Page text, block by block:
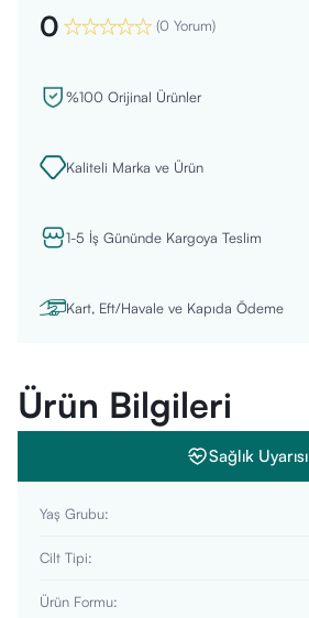
0 (0 Yorum)
%100 Orijinal Ürünler
Kaliteli Marka ve Ürün
1-5 İş Gününde Kargoya Teslim
Kart, Eft/Havale ve Kapıda Ödeme
Ürün Bilgileri
Sağlık Uyarısı
Yaş Grubu:
Cilt Tipi:
Ürün Formu: